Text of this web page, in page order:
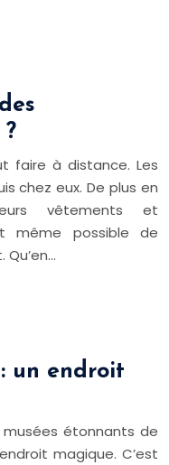
faire à distance. Les
chez eux. De plus en
vêtements et
même possible de
un endroit
musées étonnants de
magique. C’est